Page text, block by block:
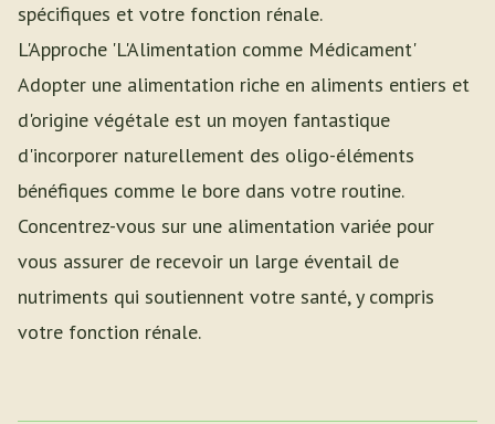
spécifiques et votre fonction rénale.
L'Approche 'L'Alimentation comme Médicament'
Adopter une alimentation riche en aliments entiers et
d'origine végétale est un moyen fantastique
d'incorporer naturellement des oligo-éléments
bénéfiques comme le bore dans votre routine.
Concentrez-vous sur une alimentation variée pour
vous assurer de recevoir un large éventail de
nutriments qui soutiennent votre santé, y compris
votre fonction rénale.